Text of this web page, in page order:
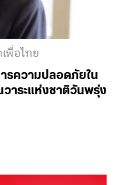
พื่อไทย
รความปลอดภัยใน
วาระแห่งชาติวันพรุ่ง